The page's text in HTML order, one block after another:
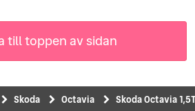
till toppen av sidan
Skoda Octavia Skoda Octavia